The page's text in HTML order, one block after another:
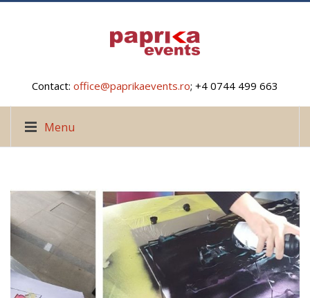
Contact: office@paprikaevents.ro; +4 0744 499 663
Menu